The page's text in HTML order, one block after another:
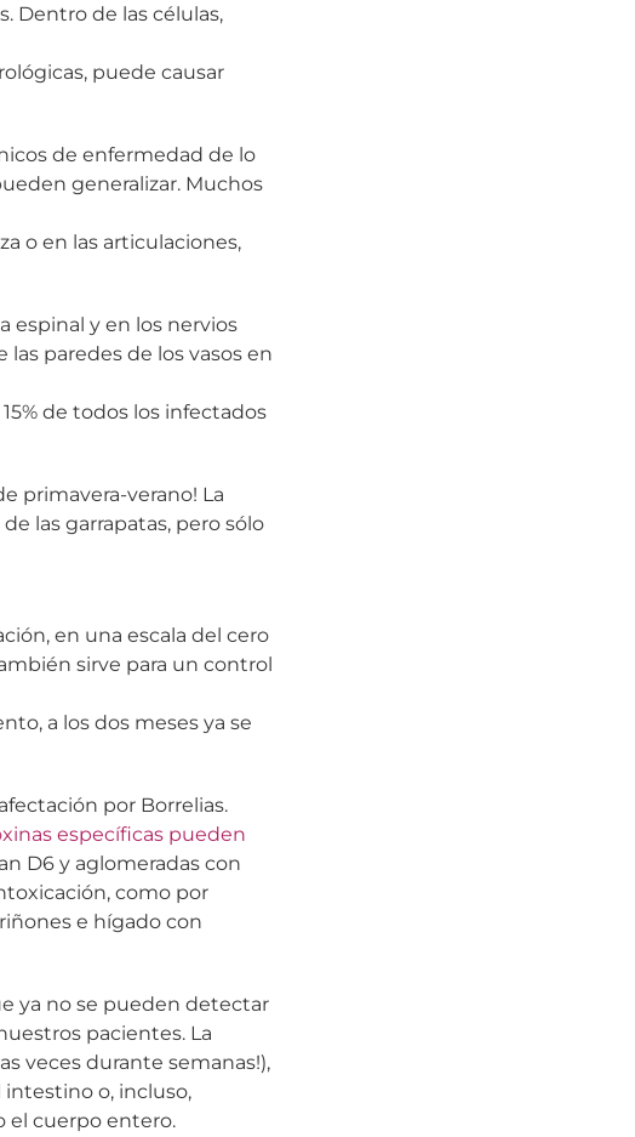
Dentro de las células,
puede causar
de enfermedad de lo
generalizar. Muchos
o en las articulaciones,
espinal y en los nervios
paredes de los vasos en
de todos los infectados
primavera-verano! La
las garrapatas, pero sólo
en una escala del cero
sirve para un control
a los dos meses ya se
por Borrelias.
específicas pueden
D6 y aglomeradas con
como por
e hígado con
ya no se pueden detectar
pacientes. La
veces durante semanas!),
intestino o, incluso,
el cuerpo entero.